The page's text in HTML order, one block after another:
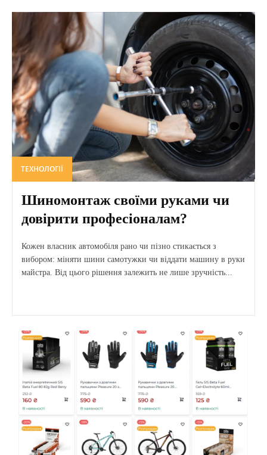
ТЕХНОЛОГІЇ
Шиномонтаж своїми руками чи
довірити професіоналам?
Кожен власник автомобіля рано чи пізно стикається з
вибором: міняти шини самотужки чи віддати машину в руки
майстра. Від цього рішення залежить не лише зручність...